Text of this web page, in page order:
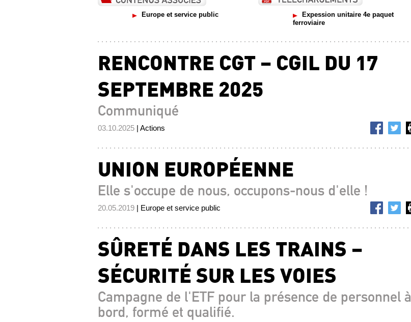
Europe et service public
Expession unitaire 4e paquet
ferroviaire
RENCONTRE CGT – CGIL DU 17
SEPTEMBRE 2025
Communiqué
03.10.2025 | Actions
UNION EUROPÉENNE
Elle s'occupe de nous, occupons-nous d'elle !
20.05.2019 | Europe et service public
SÛRETÉ DANS LES TRAINS –
SÉCURITÉ SUR LES VOIES
Campagne de l'ETF pour la présence de personnel à
bord, formé et qualifié.